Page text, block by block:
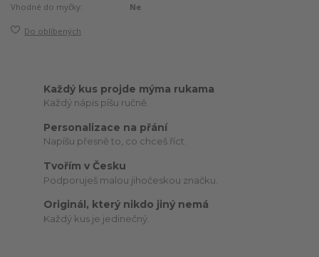
Vhodné do myčky:
Ne
Do oblíbených
Každý kus projde mýma rukama
Každý nápis píšu ručně.
Personalizace na přání
Napíšu přesně to, co chceš říct.
Tvořím v Česku
Podporuješ malou jihočeskou značku.
Originál, který nikdo jiný nemá
Každý kus je jedinečný.